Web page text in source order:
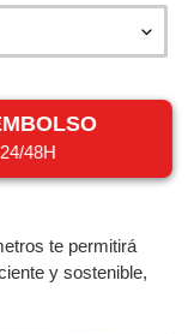
48H
te permitirá
y sostenible,